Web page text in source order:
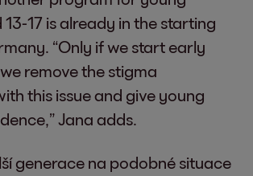
17 is already in the starting
“Only if we start early
remove the stigma
this issue and give young
Jana adds.
generace na podobné situace